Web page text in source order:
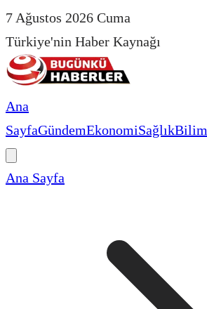
7 Ağustos 2026 Cuma
Türkiye'nin Haber Kaynağı
Ana
SayfaGündemEkonomiSağlıkBilim
Ana Sayfa